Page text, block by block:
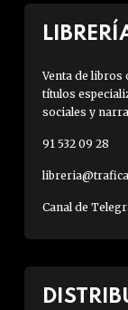
Venta de libros
títulos
sociales y
91 532 09 28
Canal de